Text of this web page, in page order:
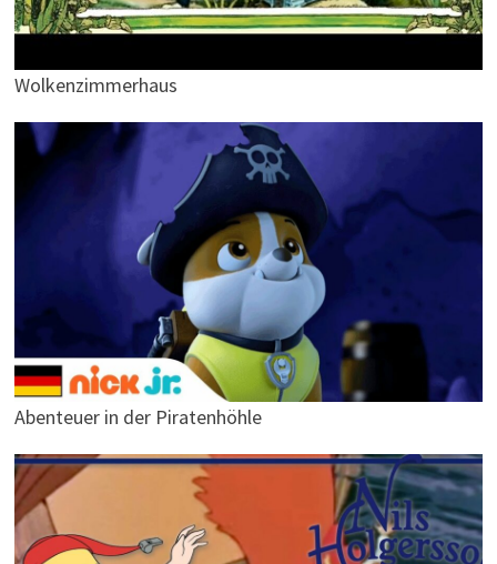
Wolkenzimmerhaus
Abenteuer in der Piratenhöhle